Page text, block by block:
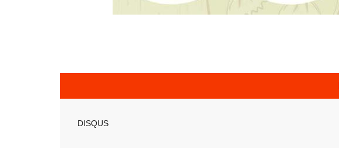
DISQUS